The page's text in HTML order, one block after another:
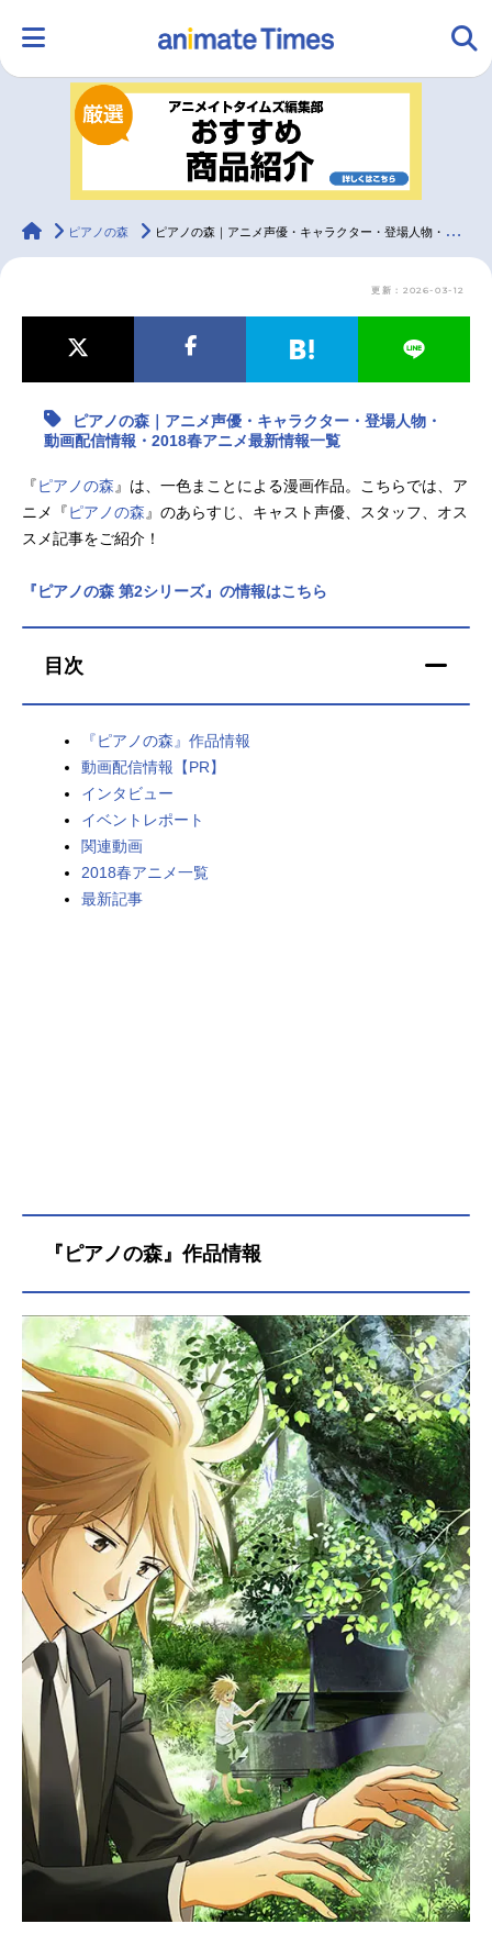
ランキング アニメ
ラジオ
最新記事一覧
アニメ記事一覧 声優記事一覧
アニメ映画一覧
春アニメ 夏アニメ
秋アニメ
FOLLOW US
animateTimes
ピアノの森 ピアノの森｜アニメ声優・キャラクター・登場人物・動画配信情報・2018春アニメ最新情報一覧
更新：2026-03-12
ピアノの森｜アニメ声優・キャラクター・登場人物・
動画配信情報・2018春アニメ最新情報一覧
『ピアノの森 』は、一色まことによる漫画作品。こちらでは、ア
ニメ『ピアノの森 』のあらすじ、キャスト声優、スタッフ、オス
スメ記事をご紹介！
『ピアノの森 第2シリーズ』の情報はこちら
目次
『ピアノの森』作品情報
動画配信情報【PR】
インタビュー
イベントレポート
関連動画
2018春アニメ一覧
最新記事
『ピアノの森』作品情報